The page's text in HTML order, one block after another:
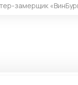
замерщик